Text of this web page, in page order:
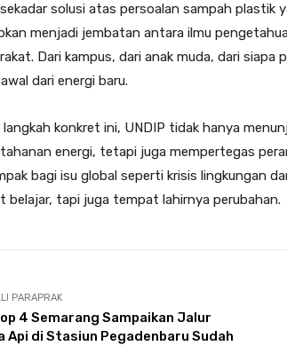
solusi atas persoalan sampah plastik
menjadi jembatan antara ilmu
Dari kampus, dari anak muda, dari
dari energi baru.
langkah konkret ini, UNDIP tidak hanya
energi, tetapi juga mempertegas
bagi isu global seperti krisis lingkungan
belajar, tapi juga tempat lahirnya perubahan.
PARAPRAK
4 Semarang Sampaikan Jalur
Api di Stasiun Pegadenbaru Sudah